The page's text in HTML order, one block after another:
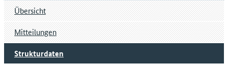
Übersicht
Mitteilungen
Strukturdaten